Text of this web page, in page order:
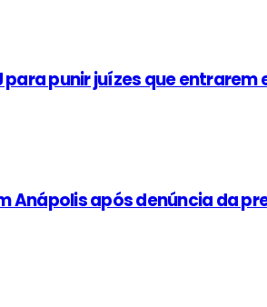
punir juízes que entrarem
Anápolis após denúncia da